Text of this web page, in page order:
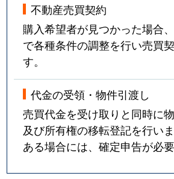
不動産売買契約
購入希望者が見つかった場合
で各種条件の調整を行い売買
す。
代金の受領・物件引渡し
売買代金を受け取りと同時に
及び所有権の移転登記を行い
ある場合には、確定申告が必要